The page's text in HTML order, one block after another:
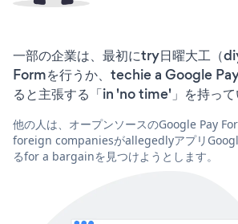
一部の企業は、最初にtry日曜大工（
Formを行うか、techie a Google
ると主張する「in 'no time'」を持って
他の人は、オープンソースのGoogle Pay
foreign companiesがallegedlyアプリ
るfor a bargainを見つけようとします。